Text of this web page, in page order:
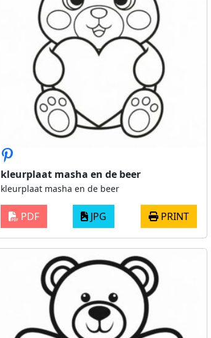
kleurplaat masha en de beer
kleurplaat masha en de beer
PDF JPG PRINT